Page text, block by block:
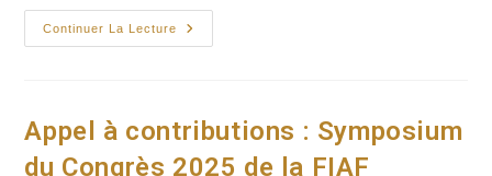
Continuer La Lecture
Classe
De
Appel à contributions : Symposium
du Congrès 2025 de la FIAF